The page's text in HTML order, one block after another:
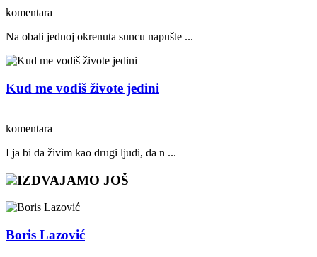
komentara
Na obali jednoj okrenuta suncu napušte ...
Kud me vodiš živote jedini
komentara
I ja bi da živim kao drugi ljudi, da n ...
IZDVAJAMO JOŠ
Boris Lazović